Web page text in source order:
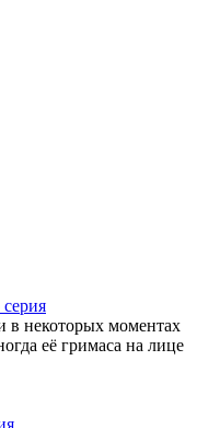
в некоторых моментах
её гримаса на лице